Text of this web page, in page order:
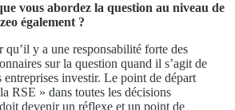
vous abordez la question au niveau de
également ?
qu’il y a une responsabilité forte des
sur la question quand il s’agit de
entreprises investir. Le point de départ
RSE » dans toutes les décisions
devenir un réflexe et un point de